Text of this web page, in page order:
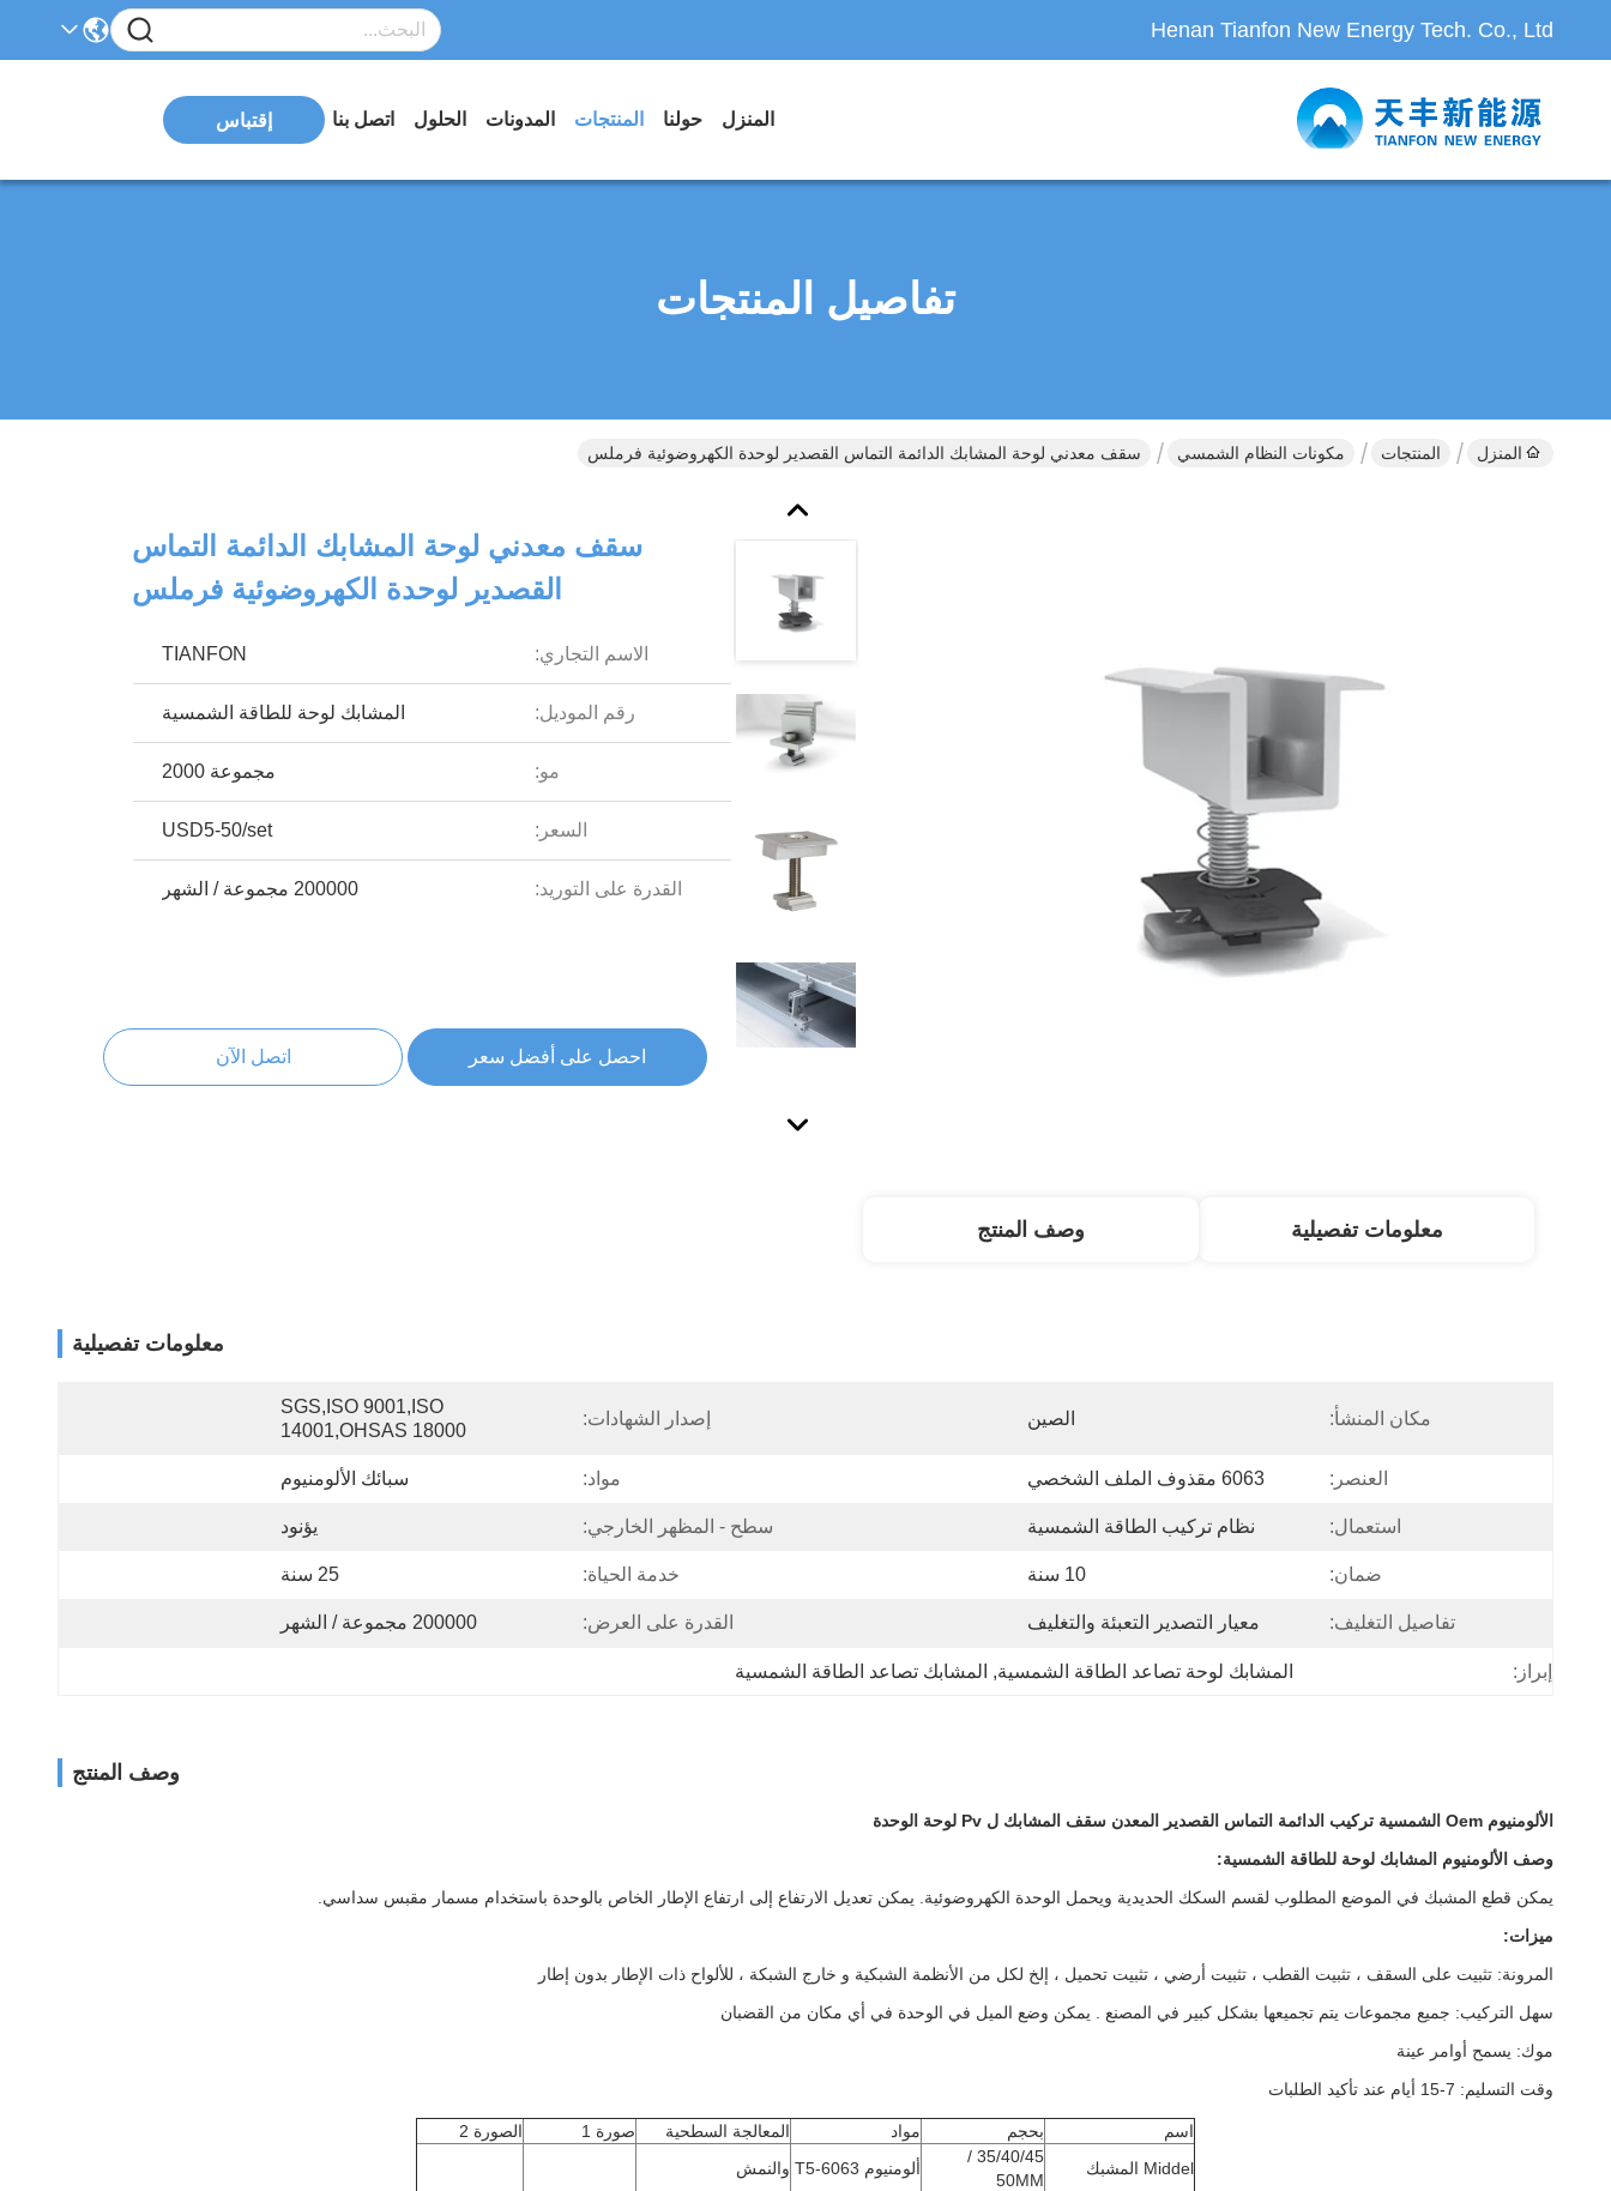
Henan Tianfon New Energy Tech. Co., Ltd
المنزل حولنا المنتجات المدونات الحلول اتصل بنا إقتباس
تفاصيل المنتجات
المنزل المنتجات مكونات النظام الشمسي سقف معدني لوحة المشابك الدائمة التماس القصدير لوحدة الكهروضوئية فرملس
سقف معدني لوحة المشابك الدائمة التماس
القصدير لوحدة الكهروضوئية فرملس
الاسم التجاري: TIANFON
رقم الموديل: المشابك لوحة للطاقة الشمسية
مو: مجموعة 2000
السعر: USD5-50/set
القدرة على التوريد: 200000 مجموعة / الشهر
احصل على أفضل سعر اتصل الآن
معلومات تفصيلية وصف المنتج
معلومات تفصيلية
مكان المنشأ: الصين إصدار الشهادات:
SGS,ISO 9001,ISO
14001,OHSAS 18000
العنصر: 6063 مقذوف الملف الشخصي مواد: سبائك الألومنيوم
استعمال: نظام تركيب الطاقة الشمسية سطح - المظهر الخارجي: يؤنود
ضمان: 10 سنة خدمة الحياة: 25 سنة
تفاصيل التغليف: معيار التصدير التعبئة والتغليف القدرة على العرض: 200000 مجموعة / الشهر
إبراز: المشابك لوحة تصاعد الطاقة الشمسية, المشابك تصاعد الطاقة الشمسية
وصف المنتج
الألومنيوم Oem الشمسية تركيب الدائمة التماس القصدير المعدن سقف المشابك ل Pv لوحة الوحدة
وصف الألومنيوم المشابك لوحة للطاقة الشمسية:
يمكن قطع المشبك في الموضع المطلوب لقسم السكك الحديدية ويحمل الوحدة الكهروضوئية.
يمكن تعديل الارتفاع إلى ارتفاع الإطار الخاص بالوحدة باستخدام مسمار مقبس سداسي.
ميزات:
المرونة: تثبيت على السقف ، تثبيت القطب ، تثبيت أرضي ، تثبيت تحميل ، إلخ لكل من الأنظمة الشبكية و خارج الشبكة ، للألواح ذات الإطار بدون إطار
سهل التركيب: جميع مجموعات يتم تجميعها بشكل كبير في المصنع يمكن وضع الميل في الوحدة في أي مكان من القضبان
موك: يسمح أوامر عينة
وقت التسليم: 7-15 أيام عند تأكيد الطلبات
اسم بحجم مواد المعالجة السطحية صورة 1
الصورة 2
Middel المشبك
35/40/45 /
50MM
ألومنيوم 6063-T5 والنمش